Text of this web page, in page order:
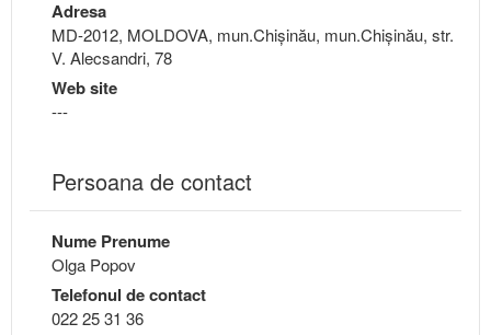
Adresa
MD-2012, MOLDOVA, mun.Chişinău, mun.Chişinău, str.
V. Alecsandri, 78
Web site
---
Persoana de contact
Nume Prenume
Olga Popov
Telefonul de contact
022 25 31 36